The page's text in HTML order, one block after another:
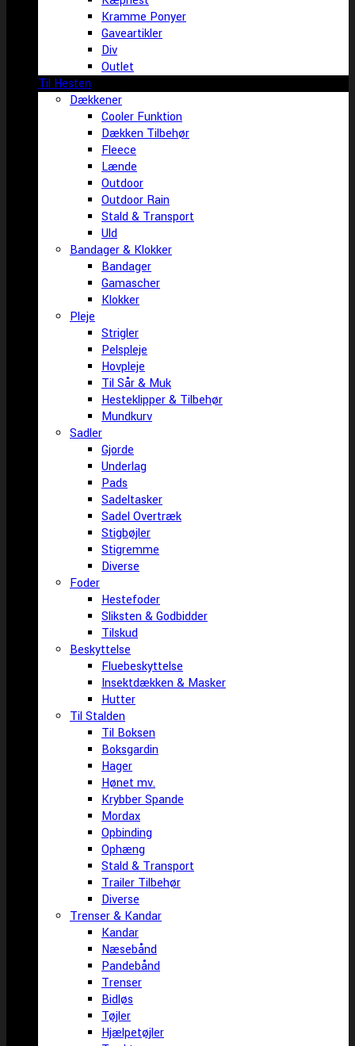
Kramme Ponyer
Gaveartikler
Div
Outlet
Til Hesten
Dækkener
Cooler Funktion
Dækken Tilbehør
Fleece
Lænde
Outdoor
Outdoor Rain
Stald & Transport
Uld
Bandager & Klokker
Bandager
Gamascher
Klokker
Pleje
Strigler
Pelspleje
Hovpleje
Til Sår & Muk
Hesteklipper & Tilbehør
Mundkurv
Sadler
Gjorde
Underlag
Pads
Sadeltasker
Sadel Overtræk
Stigbøjler
Stigremme
Diverse
Foder
Hestefoder
Sliksten & Godbidder
Tilskud
Beskyttelse
Fluebeskyttelse
Insektdækken & Masker
Hutter
Til Stalden
Til Boksen
Boksgardin
Hager
Hønet mv.
Krybber Spande
Mordax
Opbinding
Ophæng
Stald & Transport
Trailer Tilbehør
Diverse
Trenser & Kandar
Kandar
Næsebånd
Pandebånd
Trenser
Bidløs
Tøjler
Hjælpetøjler